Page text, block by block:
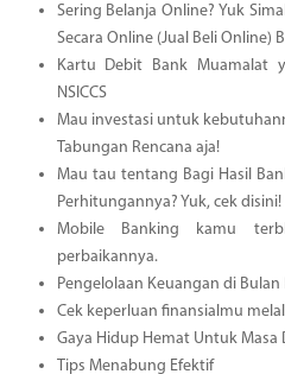
Sering Belanja Online? Yuk
Secara Online (Jual Beli Online)
Kartu Debit Bank Muamalat
NSICCS
Mau investasi untuk
Tabungan Rencana aja!
Mau tau tentang Bagi Hasil
Perhitungannya? Yuk, cek disini!
Mobile Banking kamu
perbaikannya.
Pengelolaan Keuangan di Bulan
Cek keperluan finansialmu
Gaya Hidup Hemat Untuk Masa
Tips Menabung Efektif